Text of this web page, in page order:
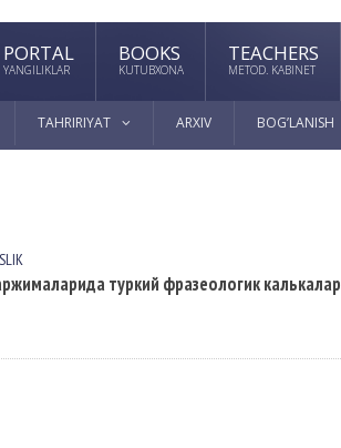
PORTAL
YANGILIKLAR
BOOKS
KUTUBXONA
TEACHERS
METOD. KABINET
TAHRIRIYAT ARXIV BOG’LANISH
туркий фразеологик калькалар